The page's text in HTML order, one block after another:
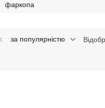
фаркопа
за популярністю